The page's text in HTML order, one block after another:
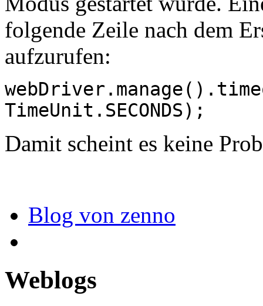
folgende Zeile nach dem
aufzurufen:
TimeUnit.SECONDS);
Damit scheint es keine
Blog von zenno
Weblogs